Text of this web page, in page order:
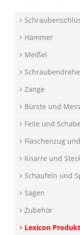
Hämmer
Meißel
Zange
Bürste und
Feile und
Flaschenzug
Knarre und
Schaufeln und
Sägen
Zubehör
Lexicon